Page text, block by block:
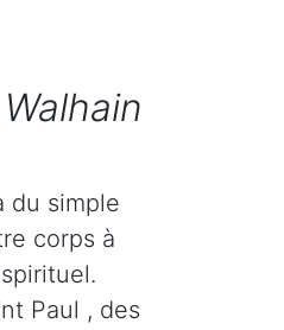
du simple
corps à
Paul , des